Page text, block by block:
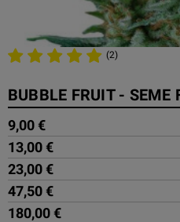
(2)
BUBBLE FRUIT - SEME
9,00 €
13,00 €
23,00 €
47,50 €
180,00 €